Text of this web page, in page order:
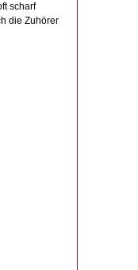
scharf
die Zuhörer